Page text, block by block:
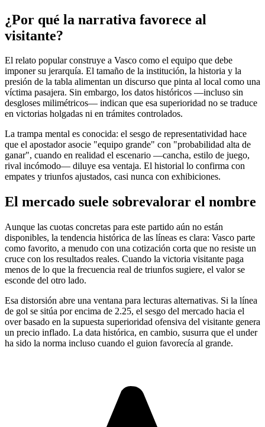
¿Por qué la narrativa favorece al
visitante?
El relato popular construye a Vasco como el equipo que debe
imponer su jerarquía. El tamaño de la institución, la historia y la
presión de la tabla alimentan un discurso que pinta al local como una
víctima pasajera. Sin embargo, los datos históricos —incluso sin
desgloses milimétricos— indican que esa superioridad no se traduce
en victorias holgadas ni en trámites controlados.
La trampa mental es conocida: el sesgo de representatividad hace
que el apostador asocie "equipo grande" con "probabilidad alta de
ganar", cuando en realidad el escenario —cancha, estilo de juego,
rival incómodo— diluye esa ventaja. El historial lo confirma con
empates y triunfos ajustados, casi nunca con exhibiciones.
El mercado suele sobrevalorar el nombre
Aunque las cuotas concretas para este partido aún no están
disponibles, la tendencia histórica de las líneas es clara: Vasco parte
como favorito, a menudo con una cotización corta que no resiste un
cruce con los resultados reales. Cuando la victoria visitante paga
menos de lo que la frecuencia real de triunfos sugiere, el valor se
esconde del otro lado.
Esa distorsión abre una ventana para lecturas alternativas. Si la línea
de gol se sitúa por encima de 2.25, el sesgo del mercado hacia el
over basado en la supuesta superioridad ofensiva del visitante genera
un precio inflado. La data histórica, en cambio, susurra que el under
ha sido la norma incluso cuando el guion favorecía al grande.